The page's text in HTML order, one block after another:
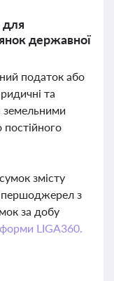
державної
податок або
та
земельними
змісту
першоджерел з
за добу
LIGA360.